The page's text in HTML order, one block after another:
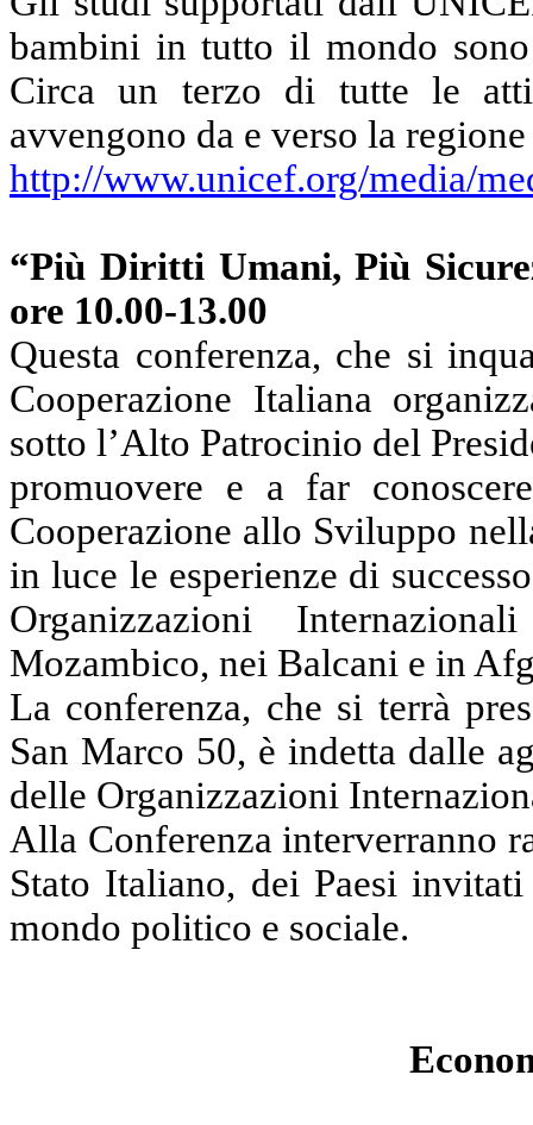
bambini in tutto il mondo
Circa un terzo di tutte le
avvengono da e verso la
http://www.unicef.org/media/
“Più Diritti Umani, Più
ore 10.00-13.00
Questa conferenza, che si
Cooperazione Italiana
sotto l’Alto Patrocinio del
promuovere e a far
Cooperazione allo Sviluppo
in luce le esperienze di
Organizzazioni
Mozambico, nei Balcani e in
La conferenza, che si terrà
San Marco 50, è indetta dalle
delle Organizzazioni
Alla Conferenza interverranno
Stato Italiano, dei Paesi
mondo politico e sociale.